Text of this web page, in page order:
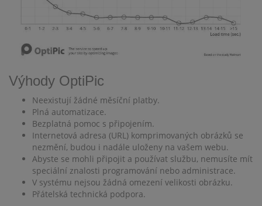
Výhody OptiPic
Neexistují žádné měsíční platby.
Plná automatizace.
Bezplatná pomoc s připojením.
Internetová adresa (URL) komprimovaných obrázků se
nezmění, budou i nadále uloženy na vašem webu.
Abyste se mohli připojit a používat službu, nemusíte mít
speciální znalosti programování nebo administrace.
V systému nejsou žádná omezení velikosti obrázku.
Přátelská technická podpora.